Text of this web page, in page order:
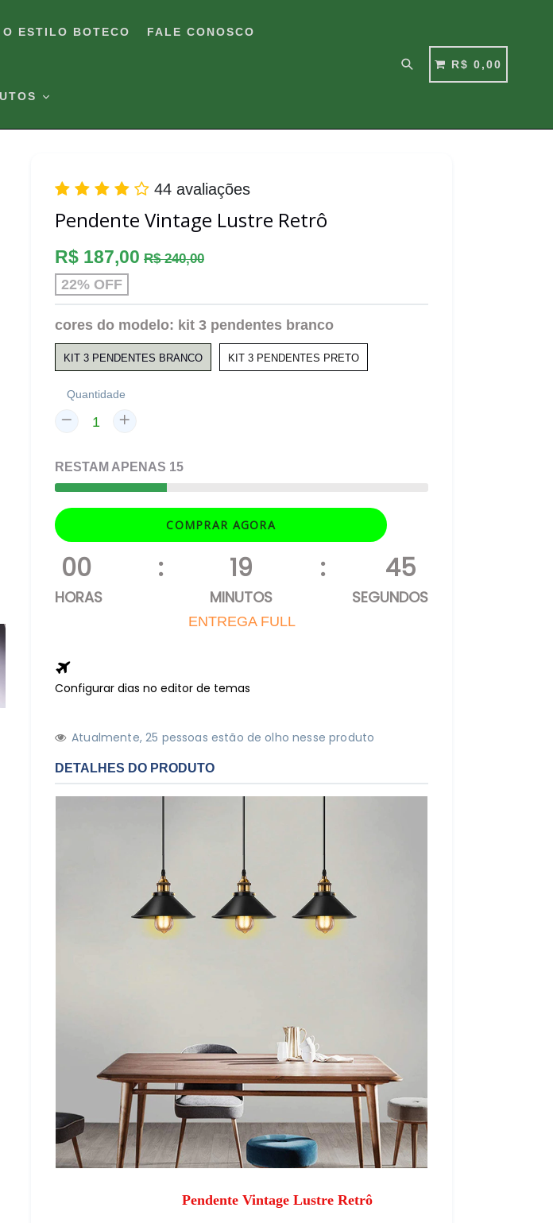
ESTILO BOTECO FALE CONOSCO
Pesquisar
CARRINHO
CARRINHO
R$ 0,00
44 avaliações
Pendente Vintage Lustre Retrô
Preço
normal
R$ 187,00 R$ 240,00
22% OFF
cores do modelo: kit 3 pendentes branco
KIT 3 PENDENTES BRANCO KIT 3 PENDENTES PRETO
Quantidade
RESTAM APENAS 15
COMPRAR AGORA
00 : 19 : 44
HORAS MINUTOS SEGUNDOS
ENTREGA FULL
Configurar dias no editor de temas
Atualmente,25 pessoas estão de olho nesse produto
DETALHES DO PRODUTO
Pendente Vintage Lustre Retrô